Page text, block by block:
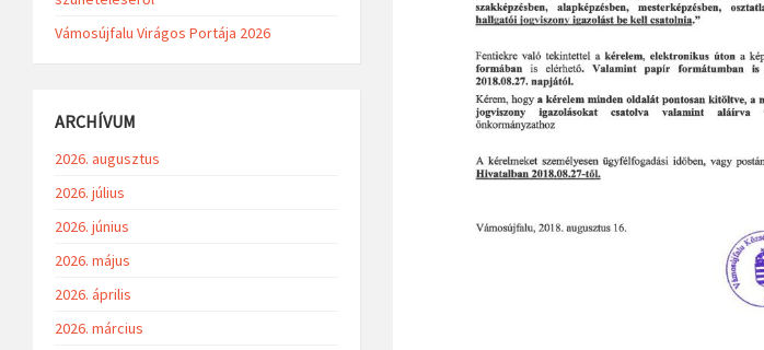
Vámosújfalu Virágos Portája 2026
ARCHÍVUM
2026. augusztus
2026. július
2026. június
2026. május
2026. április
2026. március